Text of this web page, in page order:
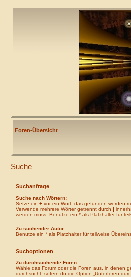
Foren-Übersicht
Suche
Suchanfrage
Suche nach Wörtern:
Setze ein + vor ein Wort, das gefunden werden
Verwende mehrere Wörter getrennt durch |
werden muss. Benutze ein * als Platzhalter für
Zu suchender Autor:
Benutze ein * als Platzhalter für teilweise
Suchoptionen
Zu durchsuchende Foren:
Wähle das Forum oder die Foren aus, in denen
durchsucht, sofern du die Option „Unterforen